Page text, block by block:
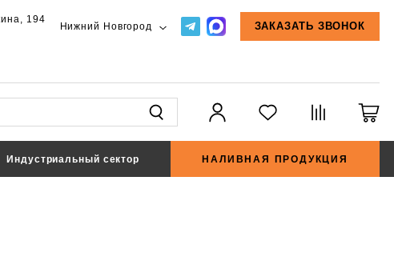
194
Нижний Новгород ЗАКАЗАТЬ ЗВОНОК
Индустриальный сектор НАЛИВНАЯ ПРОДУКЦИЯ